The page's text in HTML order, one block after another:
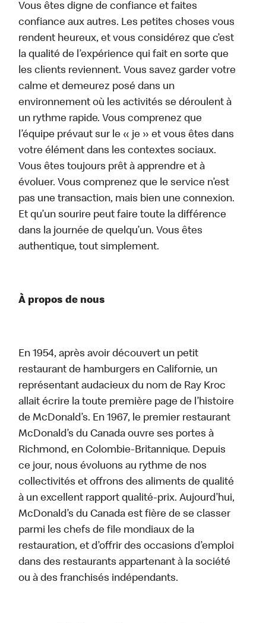
Vous êtes digne de confiance et faites
confiance aux autres. Les petites choses vous
rendent heureux, et vous considérez que c’est
la qualité de l’expérience qui fait en sorte que
les clients reviennent. Vous savez garder votre
calme et demeurez posé dans un
environnement où les activités se déroulent à
un rythme rapide. Vous comprenez que
l’équipe prévaut sur le « je » et vous êtes dans
votre élément dans les contextes sociaux.
Vous êtes toujours prêt à apprendre et à
évoluer. Vous comprenez que le service n’est
pas une transaction, mais bien une connexion.
Et qu’un sourire peut faire toute la différence
dans la journée de quelqu’un. Vous êtes
authentique, tout simplement.
À propos de nous
En 1954, après avoir découvert un petit
restaurant de hamburgers en Californie, un
représentant audacieux du nom de Ray Kroc
allait écrire la toute première page de l’histoire
de McDonald’s. En 1967, le premier restaurant
McDonald’s du Canada ouvre ses portes à
Richmond, en Colombie-Britannique. Depuis
ce jour, nous évoluons au rythme de nos
collectivités et offrons des aliments de qualité
à un excellent rapport qualité-prix. Aujourd’hui,
McDonald’s du Canada est fière de se classer
parmi les chefs de file mondiaux de la
restauration, et d’offrir des occasions d’emploi
dans des restaurants appartenant à la société
ou à des franchisés indépendants.